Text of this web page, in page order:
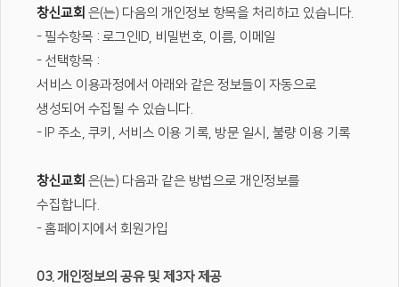
창신교회 은(는) 다음의 개인정보 항목을 처리하고 있습니다.
- 필수항목 : 로그인ID, 비밀번호, 이름, 이메일
- 선택항목 :
서비스 이용과정에서 아래와 같은 정보들이 자동으로
생성되어 수집될 수 있습니다.
- IP 주소, 쿠키, 서비스 이용 기록, 방문 일시, 불량 이용 기록
창신교회 은(는) 다음과 같은 방법으로 개인정보를
수집합니다.
- 홈페이지에서 회원가입
03. 개인정보의 공유 및 제3자 제공